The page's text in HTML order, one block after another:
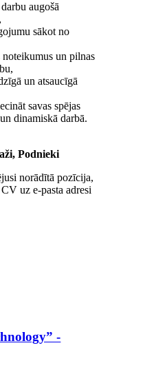
augošā
sākot no
noteikumus un pilnas
un atsaucīgā
savas spējas
dinamiskā darbā.
Podnieki
norādītā pozīcija,
uz e-pasta adresi
-